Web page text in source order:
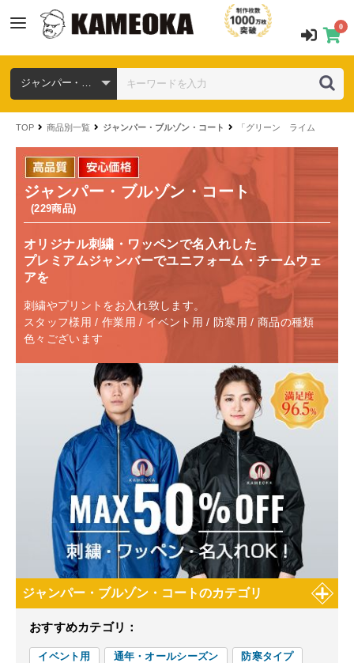
0
TOP 商品別一覧 ジャンパー・ブルゾン・コート 「グリーン ライム ミント
ジャンパー・ブルゾン・コート
(229商品)
オリジナル刺繍・ワッペンで名入れした
プレミアムジャンバーでユニフォーム・チームウェ
アを
刺繍やプリントをお入れ致します。
スタッフ様用 / 作業用 / イベント用 / 防寒用 / 商品の種類
色々ございます
ジャンパー・ブルゾン・コートのカテゴリ
おすすめカテゴリ：
イベント用 通年・オールシーズン 防寒タイプ